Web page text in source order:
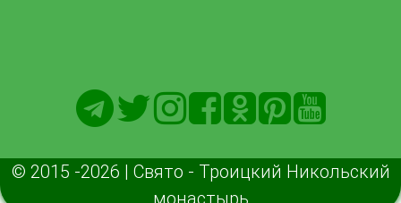
© 2015 -2026 | Свято - Троицкий Никольский
монастырь